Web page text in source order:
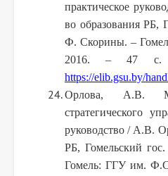
практическое
во образования РБ,
Ф. Скорины. –
2016. – 47 с.
https://elib.gsu.by/
Орлова, А.В.
стратегического
руководство / А.В.
РБ, Гомельский
Гомель: ГГУ им.